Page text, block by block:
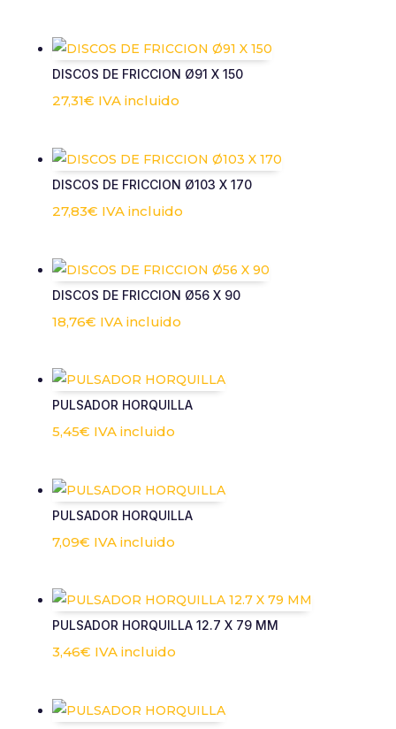
DISCOS DE FRICCION Ø91 X 150
27,31€ IVA incluido
DISCOS DE FRICCION Ø103 X 170
27,83€ IVA incluido
DISCOS DE FRICCION Ø56 X 90
18,76€ IVA incluido
PULSADOR HORQUILLA
5,45€ IVA incluido
PULSADOR HORQUILLA
7,09€ IVA incluido
PULSADOR HORQUILLA 12.7 X 79 MM
3,46€ IVA incluido